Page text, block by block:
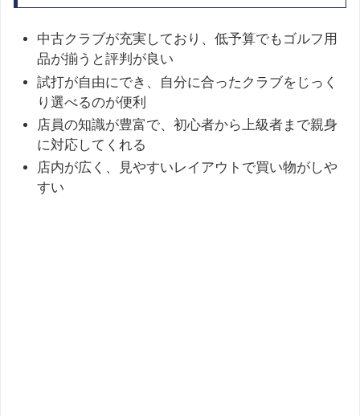
中古クラブが充実しており、低予算でもゴルフ用
品が揃うと評判が良い
試打が自由にでき、自分に合ったクラブをじっく
り選べるのが便利
店員の知識が豊富で、初心者から上級者まで親身
に対応してくれる
店内が広く、見やすいレイアウトで買い物がしや
すい